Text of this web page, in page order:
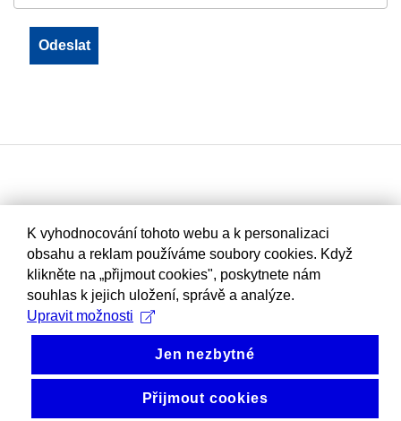
K vyhodnocování tohoto webu a k personalizaci
obsahu a reklam používáme soubory cookies. Když
klikněte na „přijmout cookies", poskytnete nám
souhlas k jejich uložení, správě a analýze.
Upravit možnosti
Jen nezbytné
Přijmout cookies